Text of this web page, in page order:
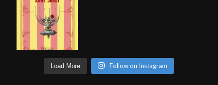
Load More Follow on Instagram